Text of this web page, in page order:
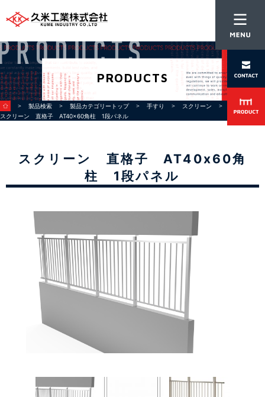
PRODUCTS
＞ 製品検索 ＞ 製品カテゴリートップ＞ 手すり ＞ スクリーン ＞ 直格子＞
スクリーン 直格子 AT40x60角柱 1段パネル
スクリーン 直格子 AT40x60角
柱 1段パネル